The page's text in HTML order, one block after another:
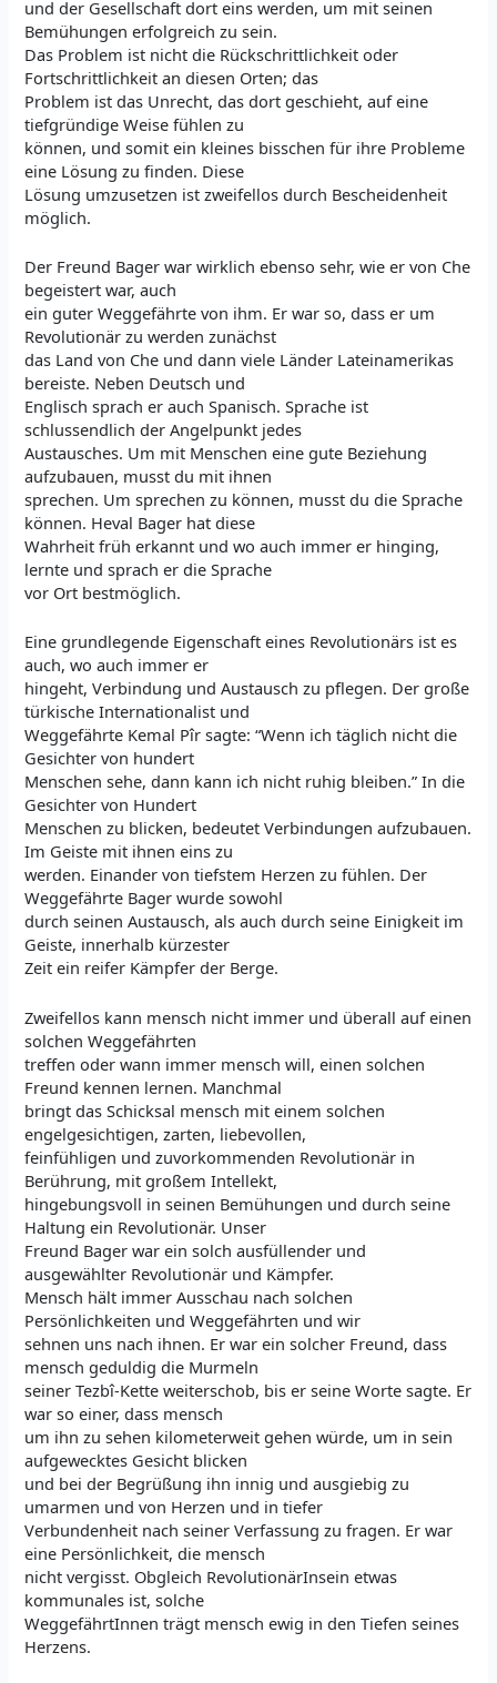
und der Gesellschaft dort eins werden, um mit seinen
Bemühungen erfolgreich zu sein.
Das Problem ist nicht die Rückschrittlichkeit oder
Fortschrittlichkeit an diesen Orten; das
Problem ist das Unrecht, das dort geschieht, auf eine
tiefgründige Weise fühlen zu
können, und somit ein kleines bisschen für ihre Probleme
eine Lösung zu finden. Diese
Lösung umzusetzen ist zweifellos durch Bescheidenheit
möglich.
Der Freund Bager war wirklich ebenso sehr, wie er von Che
begeistert war, auch
ein guter Weggefährte von ihm. Er war so, dass er um
Revolutionär zu werden zunächst
das Land von Che und dann viele Länder Lateinamerikas
bereiste. Neben Deutsch und
Englisch sprach er auch Spanisch. Sprache ist
schlussendlich der Angelpunkt jedes
Austausches. Um mit Menschen eine gute Beziehung
aufzubauen, musst du mit ihnen
sprechen. Um sprechen zu können, musst du die Sprache
können. Heval Bager hat diese
Wahrheit früh erkannt und wo auch immer er hinging,
lernte und sprach er die Sprache
vor Ort bestmöglich.
Eine grundlegende Eigenschaft eines Revolutionärs ist es
auch, wo auch immer er
hingeht, Verbindung und Austausch zu pflegen. Der große
türkische Internationalist und
Weggefährte Kemal Pîr sagte: “Wenn ich täglich nicht die
Gesichter von hundert
Menschen sehe, dann kann ich nicht ruhig bleiben.” In die
Gesichter von Hundert
Menschen zu blicken, bedeutet Verbindungen aufzubauen.
Im Geiste mit ihnen eins zu
werden. Einander von tiefstem Herzen zu fühlen. Der
Weggefährte Bager wurde sowohl
durch seinen Austausch, als auch durch seine Einigkeit im
Geiste, innerhalb kürzester
Zeit ein reifer Kämpfer der Berge.
Zweifellos kann mensch nicht immer und überall auf einen
solchen Weggefährten
treffen oder wann immer mensch will, einen solchen
Freund kennen lernen. Manchmal
bringt das Schicksal mensch mit einem solchen
engelgesichtigen, zarten, liebevollen,
feinfühligen und zuvorkommenden Revolutionär in
Berührung, mit großem Intellekt,
hingebungsvoll in seinen Bemühungen und durch seine
Haltung ein Revolutionär. Unser
Freund Bager war ein solch ausfüllender und
ausgewählter Revolutionär und Kämpfer.
Mensch hält immer Ausschau nach solchen
Persönlichkeiten und Weggefährten und wir
sehnen uns nach ihnen. Er war ein solcher Freund, dass
mensch geduldig die Murmeln
seiner Tezbî-Kette weiterschob, bis er seine Worte sagte. Er
war so einer, dass mensch
um ihn zu sehen kilometerweit gehen würde, um in sein
aufgewecktes Gesicht blicken
und bei der Begrüßung ihn innig und ausgiebig zu
umarmen und von Herzen und in tiefer
Verbundenheit nach seiner Verfassung zu fragen. Er war
eine Persönlichkeit, die mensch
nicht vergisst. Obgleich RevolutionärInsein etwas
kommunales ist, solche
WeggefährtInnen trägt mensch ewig in den Tiefen seines
Herzens.